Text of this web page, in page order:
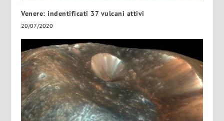
Venere: indentificati 37 vulcani attivi
20/07/2020